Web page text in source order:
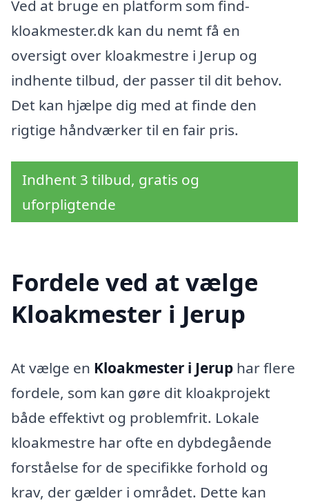
Ved at bruge en platform som find-
kloakmester.dk kan du nemt få en
oversigt over kloakmestre i Jerup og
indhente tilbud, der passer til dit behov.
Det kan hjælpe dig med at finde den
rigtige håndværker til en fair pris.
Indhent 3 tilbud, gratis og
uforpligtende
Fordele ved at vælge
Kloakmester i Jerup
At vælge en Kloakmester i Jerup har flere
fordele, som kan gøre dit kloakprojekt
både effektivt og problemfrit. Lokale
kloakmestre har ofte en dybdegående
forståelse for de specifikke forhold og
krav, der gælder i området. Dette kan